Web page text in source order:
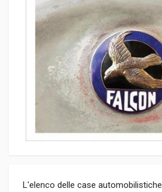
L'elenco delle case